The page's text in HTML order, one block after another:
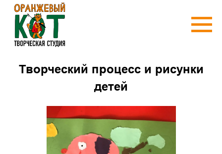
Творческий процесс и рисунки
детей